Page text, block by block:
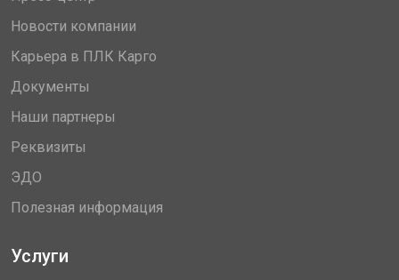
Новости компании
Карьера в ПЛК Карго
Документы
Наши партнеры
Реквизиты
ЭДО
Полезная информация
Услуги